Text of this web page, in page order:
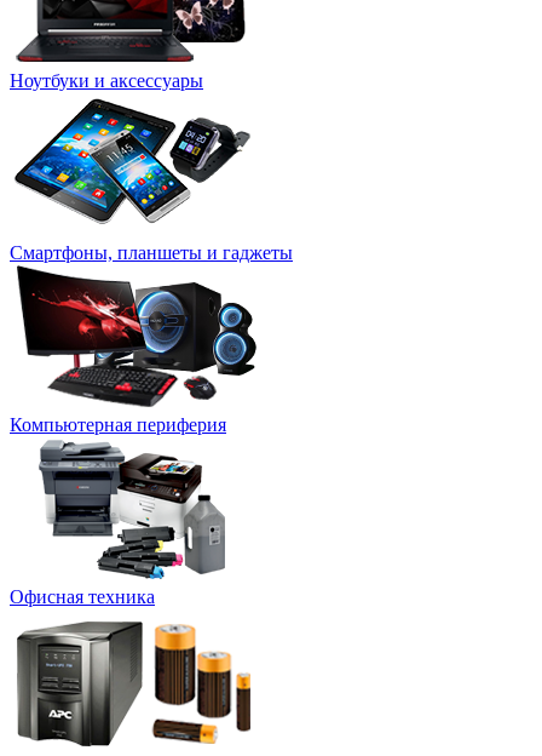
Ноутбуки и аксессуары
Смартфоны, планшеты и гаджеты
Компьютерная периферия
Офисная техника